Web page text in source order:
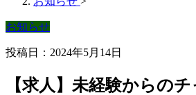
お知らせ
投稿日：2024年5月14日
【求人】未経験からの